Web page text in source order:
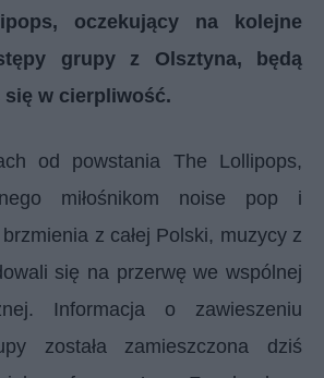
oczekujący na kolejne
grupy z Olsztyna, będą
w cierpliwość.
od powstania The Lollipops,
miłośnikom noise pop i
brzmienia z całej Polski, muzycy z
się na przerwę we wspólnej
Informacja o zawieszeniu
została zamieszczona dziś